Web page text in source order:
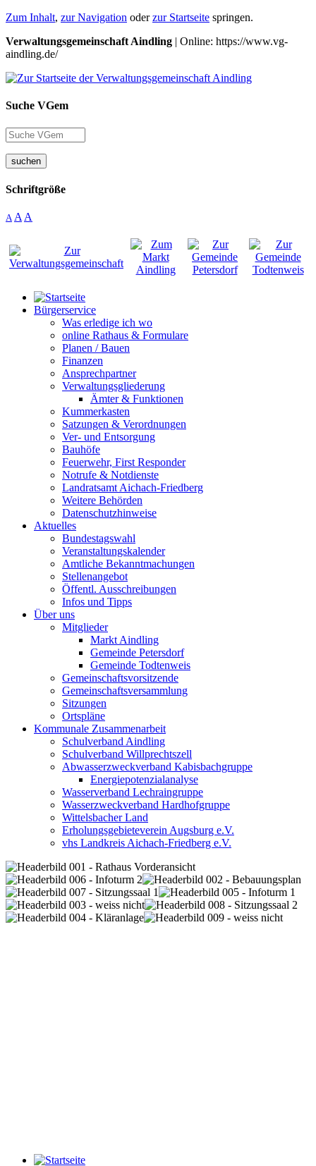
Zum Inhalt, zur Navigation oderzur Startseite springen.
Verwaltungsgemeinschaft Aindling | Online: https://www.vg-
aindling.de/
Suche VGem
suchen
Schriftgröße
A A A
Bürgerservice
Was erledige ich wo
online Rathaus & Formulare
Planen / Bauen
Finanzen
Ansprechpartner
Verwaltungsgliederung
Ämter & Funktionen
Kummerkasten
Satzungen & Verordnungen
Ver- und Entsorgung
Bauhöfe
Feuerwehr, First Responder
Notrufe & Notdienste
Landratsamt Aichach-Friedberg
Weitere Behörden
Datenschutzhinweise
Aktuelles
Bundestagswahl
Veranstaltungskalender
Amtliche Bekanntmachungen
Stellenangebot
Öffentl. Ausschreibungen
Infos und Tipps
Über uns
Mitglieder
Markt Aindling
Gemeinde Petersdorf
Gemeinde Todtenweis
Gemeinschaftsvorsitzende
Gemeinschaftsversammlung
Sitzungen
Ortspläne
Kommunale Zusammenarbeit
Schulverband Aindling
Schulverband Willprechtszell
Abwasserzweckverband Kabisbachgruppe
Energiepotenzialanalyse
Wasserverband Lechraingruppe
Wasserzweckverband Hardhofgruppe
Wittelsbacher Land
Erholungsgebieteverein Augsburg e.V.
vhs Landkreis Aichach-Friedberg e.V.